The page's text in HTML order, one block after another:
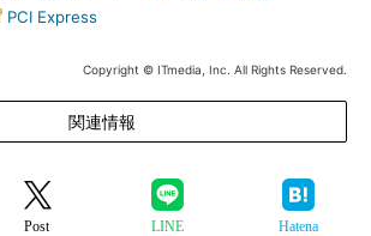
PCI Express
Copyright © ITmedia, Inc. All Rights Reserved.
関連情報
Post LINE Hatena